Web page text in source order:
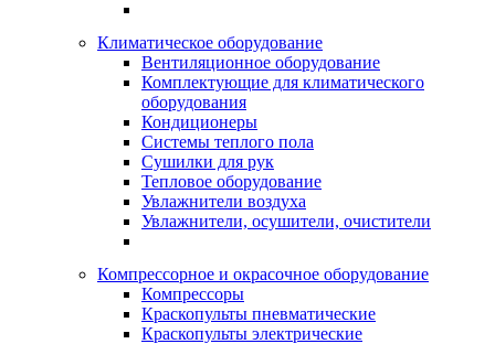
Климатическое оборудование
Вентиляционное оборудование
Комплектующие для климатического
оборудования
Кондиционеры
Системы теплого пола
Сушилки для рук
Тепловое оборудование
Увлажнители воздуха
Увлажнители, осушители, очистители
Компрессорное и окрасочное оборудование
Компрессоры
Краскопульты пневматические
Краскопульты электрические